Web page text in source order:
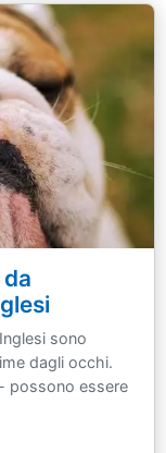
sono
dagli occhi.
possono essere